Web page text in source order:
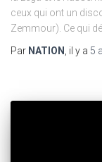
ceux qui ont un
Zemmour). Ce qui
Par NATION , il y a 5